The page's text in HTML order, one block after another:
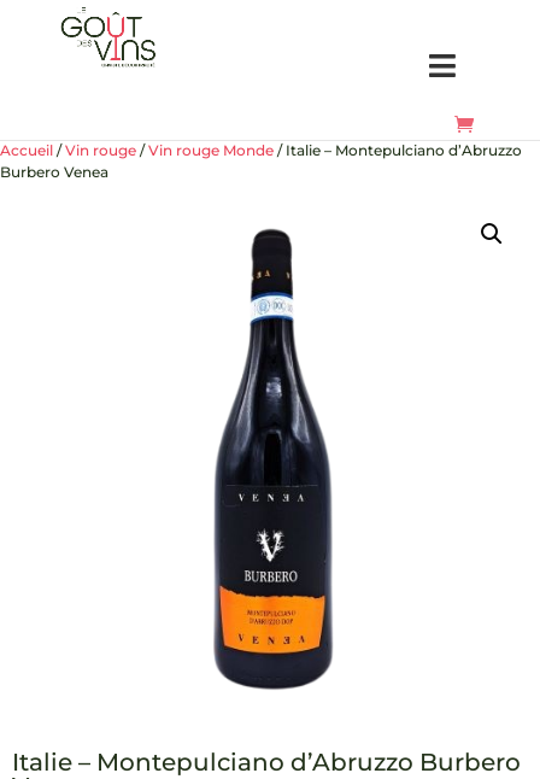
Accueil /Vin rouge /Vin rouge Monde / Italie – Montepulciano d’Abruzzo
Burbero Venea
Italie – Montepulciano d’Abruzzo Burbero